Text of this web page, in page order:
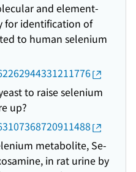
and element-
for identification of
to human selenium
to raise selenium
up?
metabolite, Se-
in rat urine by